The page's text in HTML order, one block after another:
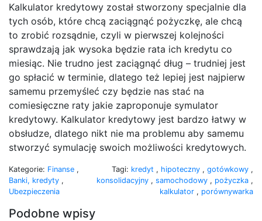
Kalkulator kredytowy został stworzony specjalnie dla
tych osób, które chcą zaciągnąć pożyczkę, ale chcą
to zrobić rozsądnie, czyli w pierwszej kolejności
sprawdzają jak wysoka będzie rata ich kredytu co
miesiąc. Nie trudno jest zaciągnąć dług – trudniej jest
go spłacić w terminie, dlatego też lepiej jest najpierw
samemu przemyśleć czy będzie nas stać na
comiesięczne raty jakie zaproponuje symulator
kredytowy. Kalkulator kredytowy jest bardzo łatwy w
obsłudze, dlatego nikt nie ma problemu aby samemu
stworzyć symulację swoich możliwości kredytowych.
Kategorie: Finanse ,
Banki, kredyty ,
Ubezpieczenia
Tagi: kredyt , hipoteczny , gotówkowy ,
konsolidacyjny , samochodowy , pożyczka ,
kalkulator , porównywarka
Podobne wpisy